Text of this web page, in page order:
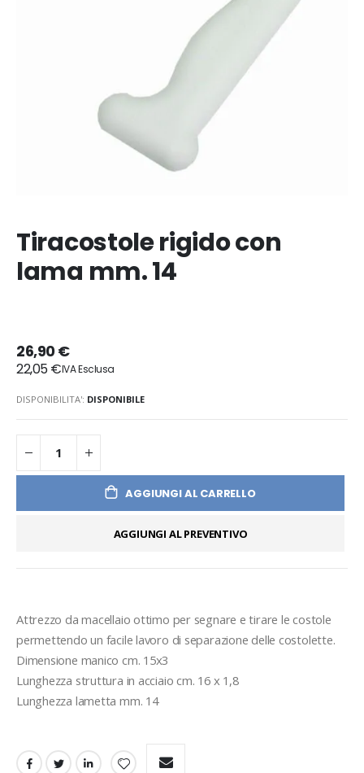
Tiracostole rigido con
lama mm. 14
26,90 €
22,05 €
DISPONIBILITA': DISPONIBILE
AGGIUNGI AL CARRELLO
AGGIUNGI AL PREVENTIVO
Attrezzo da macellaio ottimo per segnare e tirare le costole
permettendo un facile lavoro di separazione delle costolette.
Dimensione manico cm. 15x3
Lunghezza struttura in acciaio cm. 16 x 1,8
Lunghezza lametta mm. 14